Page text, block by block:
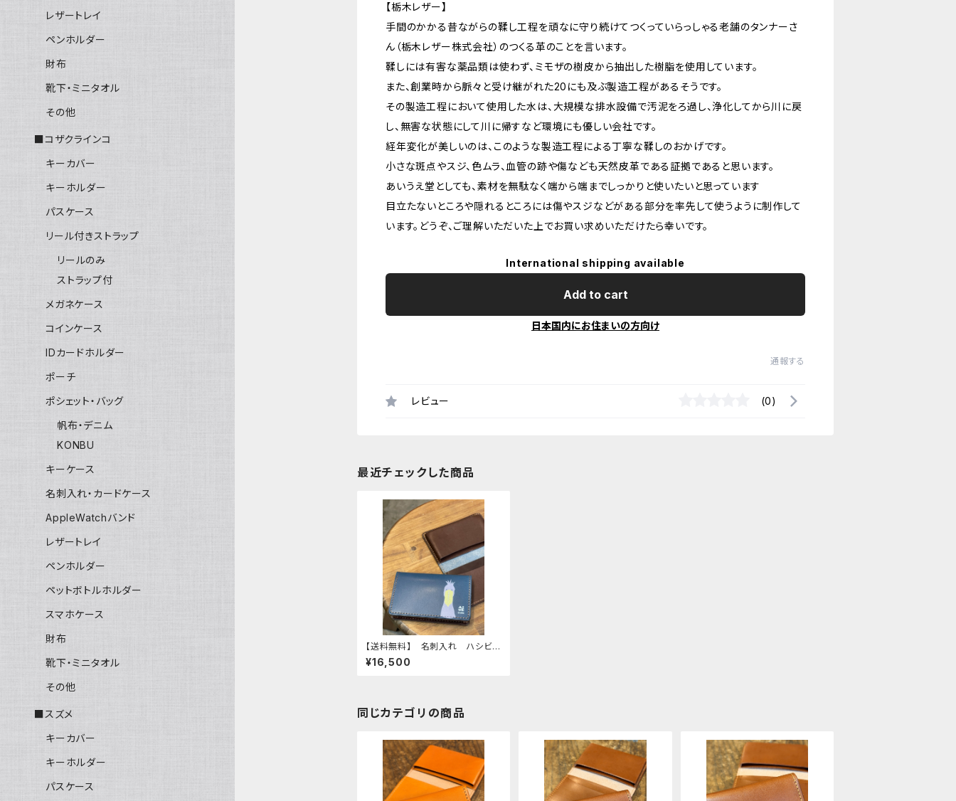
【栃木レザー】
手間のかかる昔ながらの鞣し工程を頑なに守り続けてつくっていらっしゃる老舗のタンナーさ
ん（栃木レザー株式会社）のつくる革のことを言います。
鞣しには有害な薬品類は使わず、ミモザの樹皮から抽出した樹脂を使用しています。
また、創業時から脈々と受け継がれた20にも及ぶ製造工程があるそうです。
その製造工程において使用した水は、大規模な排水設備で汚泥をろ過し、浄化してから川に戻
し、無害な状態にして川に帰すなど環境にも優しい会社です。
経年変化が美しいのは、このような製造工程による丁寧な鞣しのおかげです。
小さな斑点やスジ、色ムラ、血管の跡や傷なども天然皮革である証拠であると思います。
あいうえ堂としても、素材を無駄なく端から端までしっかりと使いたいと思っています
目立たないところや隠れるところには傷やスジなどがある部分を率先して使うように制作して
います。どうぞ、ご理解いただいた上でお買い求めいただけたら幸いです。
International shipping available
Add to cart
日本国内にお住まいの方向け
通報する
レビュー (0)
最近チェックした商品
【送料無料】 名刺入れ ハシビロ
コウ ネイビー dark Blue は
しびろこう 正面 栃木レザー
¥16,500
同じカテゴリの商品
レザートレイ
ペンホルダー
財布
靴下・ミニタオル
その他
■コザクラインコ
キーカバー
キーホルダー
パスケース
リール付きストラップ
リールのみ
ストラップ付
メガネケース
コインケース
IDカードホルダー
ポーチ
ポシェット・バッグ
帆布・デニム
KONBU
キーケース
名刺入れ・カードケース
AppleWatchバンド
レザートレイ
ペンホルダー
ペットボトルホルダー
スマホケース
財布
靴下・ミニタオル
その他
■スズメ
キーカバー
キーホルダー
パスケース